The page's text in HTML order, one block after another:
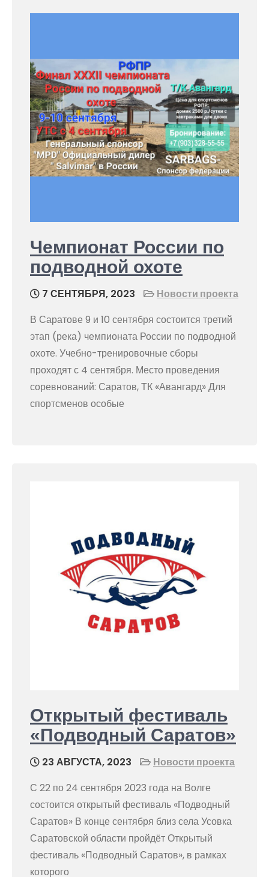
Чемпионат России по
подводной охоте
7 СЕНТЯБРЯ, 2023
Новости проекта
В Саратове 9 и 10 сентября состоится третий
этап (река) чемпионата России по подводной
охоте. Учебно-тренировочные сборы
проходят с 4 сентября. Место проведения
соревнований: Саратов, ТК «Авангард» Для
спортсменов особые
Открытый фестиваль
«Подводный Саратов»
23 АВГУСТА, 2023
Новости проекта
С 22 по 24 сентября 2023 года на Волге
состоится открытый фестиваль «Подводный
Саратов» В конце сентября близ села Усовка
Саратовской области пройдёт Открытый
фестиваль «Подводный Саратов», в рамках
которого